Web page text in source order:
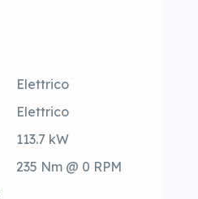
Elettrico
Elettrico
113.7 kW
235 Nm @ 0 RPM